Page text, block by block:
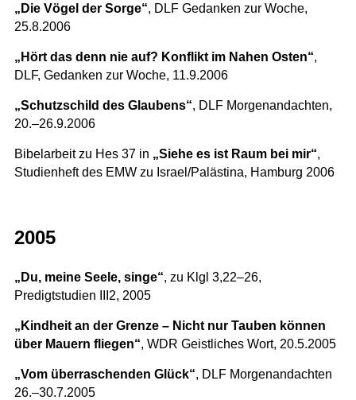
„Die Vögel der Sorge“, DLF Gedanken zur Woche,
25.8.2006
„Hört das denn nie auf? Konflikt im Nahen Osten“,
DLF, Gedanken zur Woche, 11.9.2006
„Schutzschild des Glaubens“, DLF Morgenandachten,
20.–26.9.2006
Bibelarbeit zu Hes 37 in „Siehe es ist Raum bei mir“,
Studienheft des EMW zu Israel/Palästina, Hamburg 2006
2005
„Du, meine Seele, singe“, zu Klgl 3,22–26,
Predigtstudien III2, 2005
„Kindheit an der Grenze – Nicht nur Tauben können
über Mauern fliegen“, WDR Geistliches Wort, 20.5.2005
„Vom überraschenden Glück“, DLF Morgenandachten
26.–30.7.2005